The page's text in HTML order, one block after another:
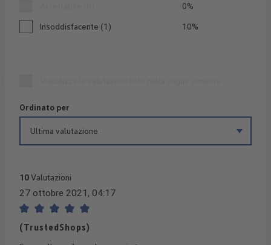
0%
Insoddisfacente (1) 10%
Ordinato per
10Valutazioni
27 ottobre 2021, 04:17
Recensione con valutazione di 5 su 5 stelle
(TrustedShops)